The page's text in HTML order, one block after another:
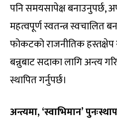
पनि समयसापेक्ष बनाउनुपर्छ,
महत्वपूर्ण स्वतन्त्र स्वचालित
फोकटको राजनीतिक हस्तक्षेप र
बन्नुबाट सदाका लागि अन्त्य
स्थापित गर्नुपर्छ।
अन्त्यमा, ‘स्वाभिमान’